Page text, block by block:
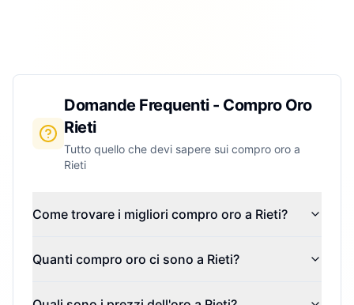
Domande Frequenti - Compro Oro
Rieti
Tutto quello che devi sapere sui compro oro a
Rieti
Come trovare i migliori compro oro a Rieti?
Quanti compro oro ci sono a Rieti?